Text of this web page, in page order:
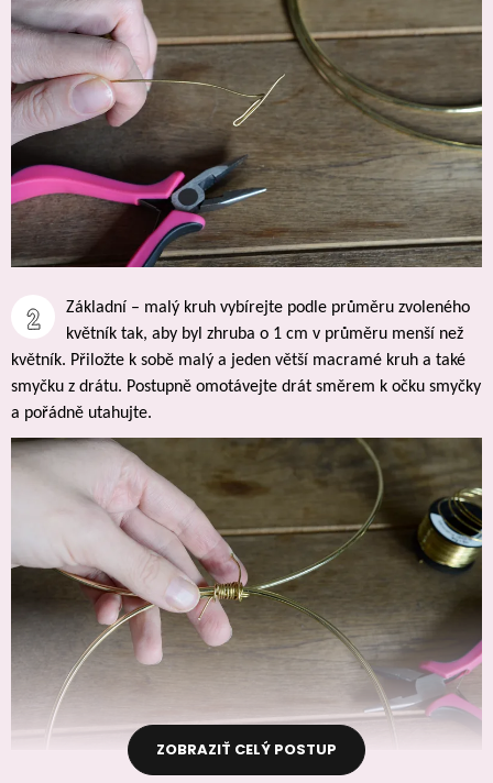
Základní – malý kruh vybírejte podle průměru zvoleného
květník tak, aby byl zhruba o 1 cm v průměru menší než
květník. Přiložte k sobě malý a jeden větší macramé kruh a také
smyčku z drátu. Postupně omotávejte drát směrem k očku smyčky
a pořádně utahujte.
ZOBRAZIŤ CELÝ POSTUP